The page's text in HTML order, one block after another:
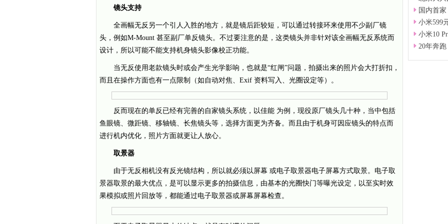
镜头支持
全画幅无反另一个引人入胜的地方，就是镜后距较短，可以通过转接环来使用不少副厂镜
头，例如M-Mount 甚至副厂单反镜头。不过要注意的是，这类镜头并非针对该全画幅无反系统而
设计，所以可能不能支持机身镜头影像校正功能。
当无反使用老款镜头时或会产生光学影响，也就是“红闸”问题，拍摄出来的照片会大打折扣，
而且在操作方面也有一点限制（如自动对焦、Exif 资料写入、光圈设定等）。
反而现在的单反已经有完善的自家镜头系统，以佳能 为例，现役原厂镜头几十种，当中包括
鱼眼镜、微距镜、移轴镜、长焦镜头等，选择方面更为齐备。而且由于机身可因应镜头的特点而
进行机内优化，照片方面就更让人放心。
取景器
由于无反相机没有反光镜结构，所以就必须以屏幕 或电子取景器电子屏幕方式取景。电子取
景器取景的最大优点，是可以显示更多的拍摄信息，由基本的光圈快门等曝光设定，以至实时效
果模拟或照片回放等，都能通过电子取景器或屏幕屏幕检查。
国内首
小米599
小米10
20年奔